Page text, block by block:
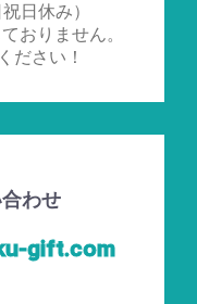
日休み）
おりません。
ださい！
わせ
gift.com